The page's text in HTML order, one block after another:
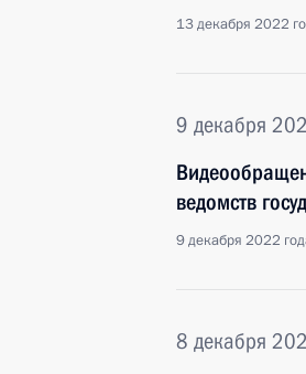
13 декабря 2022
9 декабря
ведомств
9 декабря 2022
8 декабря